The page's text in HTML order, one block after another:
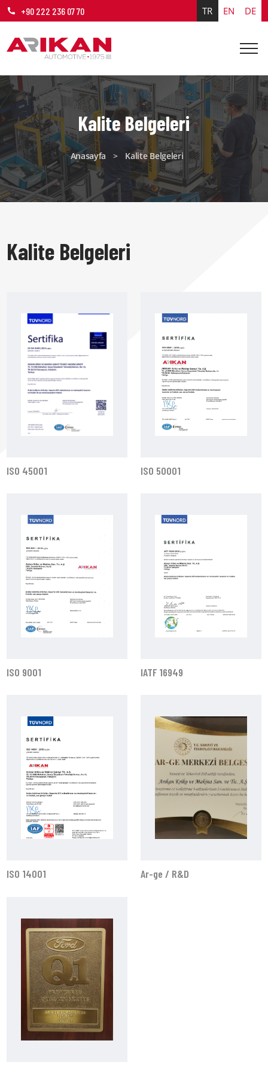
+90 222 236 07 70 TR EN DE
Kalite Belgeleri
Anasayfa > Kalite Belgeleri
Kalite Belgeleri
ISO 45001 ISO 50001
ISO 9001 IATF 16949
ISO 14001 Ar-ge / R&D